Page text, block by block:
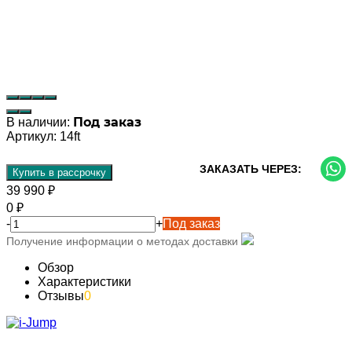
В наличии: Под заказ
Артикул: 14ft
Купить в рассрочку ЗАКАЗАТЬ ЧЕРЕЗ:
39 990 ₽
0 ₽
-
+Под заказ
Получение информации о методах доставки
Обзор
Характеристики
Отзывы0